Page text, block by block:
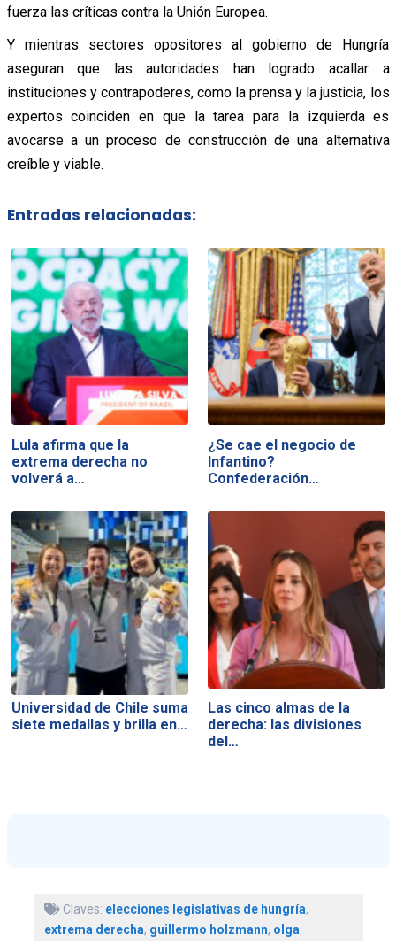
fuerza las críticas contra la Unión Europea.
Y mientras sectores opositores al gobierno de Hungría
aseguran que las autoridades han logrado acallar a
instituciones y contrapoderes, como la prensa y la justicia, los
expertos coinciden en que la tarea para la izquierda es
avocarse a un proceso de construcción de una alternativa
creíble y viable.
Entradas relacionadas:
Lula afirma que la
extrema derecha no
volverá a…
¿Se cae el negocio de
Infantino?
Confederación…
Universidad de Chile suma
siete medallas y brilla en…
Las cinco almas de la
derecha: las divisiones
del…
Claves: elecciones legislativas de hungría,
extrema derecha, guillermo holzmann, olga